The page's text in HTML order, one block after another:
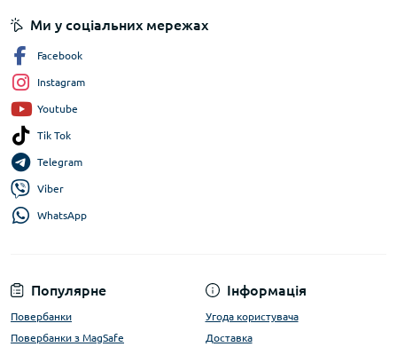
Популярне
Повербанки
Повербанки з MagSafe
Інформація
Угода користувача
Доставка
Ми у соціальних мережах
Facebook
Instagram
Youtube
Tik Tok
Telegram
Viber
WhatsApp